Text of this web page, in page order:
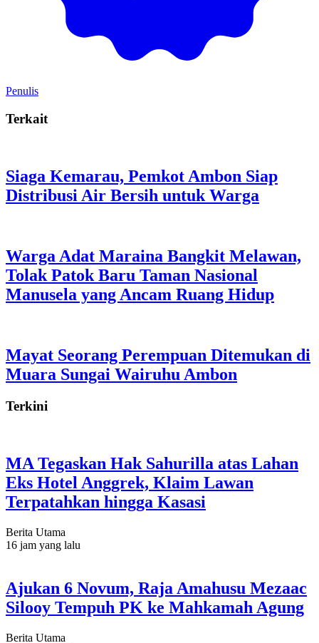
Penulis
Terkait
Siaga Kemarau, Pemkot Ambon Siap
Distribusi Air Bersih untuk Warga
Warga Adat Maraina Bangkit Melawan,
Tolak Patok Baru Taman Nasional
Manusela yang Ancam Ruang Hidup
Mayat Seorang Perempuan Ditemukan di
Muara Sungai Wairuhu Ambon
Terkini
MA Tegaskan Hak Sahurilla atas Lahan
Eks Hotel Anggrek, Klaim Lawan
Terpatahkan hingga Kasasi
Berita Utama
16 jam yang lalu
Ajukan 6 Novum, Raja Amahusu Mezaac
Silooy Tempuh PK ke Mahkamah Agung
Berita Utama